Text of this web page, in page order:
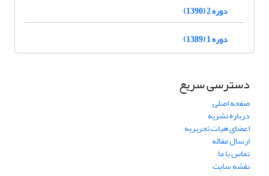
دوره 2 (1390)
دوره 1 (1389)
دسترسی سریع
صفحه اصلی
درباره نشریه
اعضای هیات تحریریه
ارسال مقاله
تماس با ما
نقشه سایت